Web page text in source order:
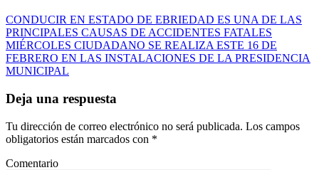
CONDUCIR EN ESTADO DE EBRIEDAD ES UNA DE LAS
PRINCIPALES CAUSAS DE ACCIDENTES FATALES
MIÉRCOLES CIUDADANO SE REALIZA ESTE 16 DE
FEBRERO EN LAS INSTALACIONES DE LA PRESIDENCIA
MUNICIPAL
Deja una respuesta
Tu dirección de correo electrónico no será publicada. Los campos
obligatorios están marcados con *
Comentario